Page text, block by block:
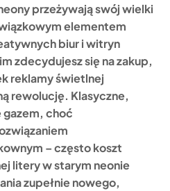
przeżywają swój wielki
elementem
biur i witryn
zdecydujesz się na zakup,
reklamy świetlnej
rewolucję. Klasyczne,
gazem, choć
– często koszt
litery w starym neonie
zupełnie nowego,